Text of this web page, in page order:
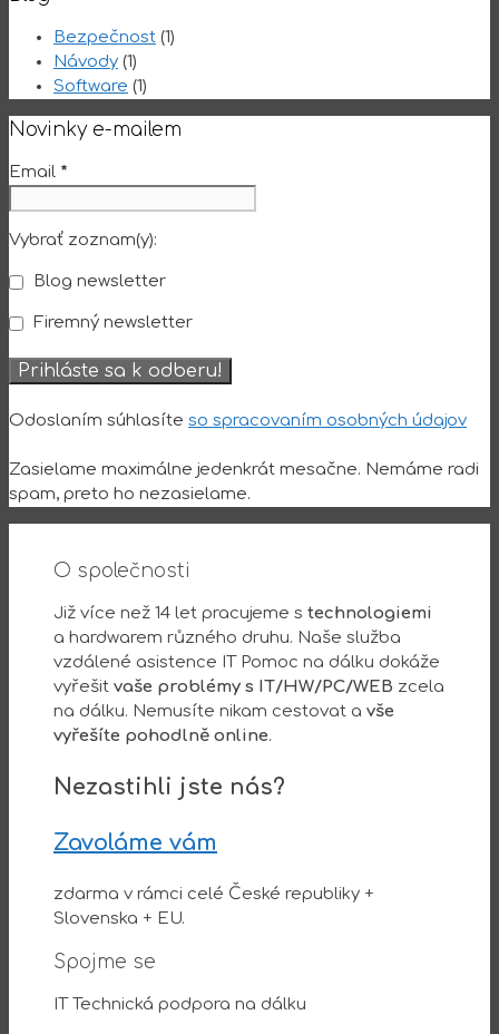
Bezpečnost (1)
Návody (1)
Software (1)
Novinky e-mailem
Email *
Vybrať zoznam(y):
Blog newsletter
Firemný newsletter
Odoslaním súhlasíte so spracovaním osobných údajov
Zasielame maximálne jedenkrát mesačne. Nemáme radi
spam, preto ho nezasielame.
O společnosti
Již více než 14 let pracujeme s technologiemi
a hardwarem různého druhu. Naše služba
vzdálené asistence IT Pomoc na dálku dokáže
vyřešit vaše problémy s IT/HW/PC/WEB zcela
na dálku. Nemusíte nikam cestovat a vše
vyřešíte pohodlně online.
Nezastihli jste nás?
Zavoláme vám
zdarma v rámci celé České republiky +
Slovenska + EU.
Spojme se
IT Technická podpora na dálku